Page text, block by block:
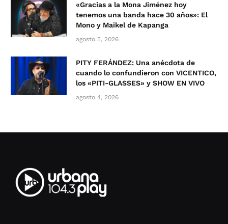
«Gracias a la Mona Jiménez hoy
tenemos una banda hace 30 años»: El
Mono y Maikel de Kapanga
agosto 5, 2026
PITY FERÁNDEZ: Una anécdota de
cuando lo confundieron con VICENTICO,
los «PITI-GLASSES» y SHOW EN VIVO
agosto 4, 2026